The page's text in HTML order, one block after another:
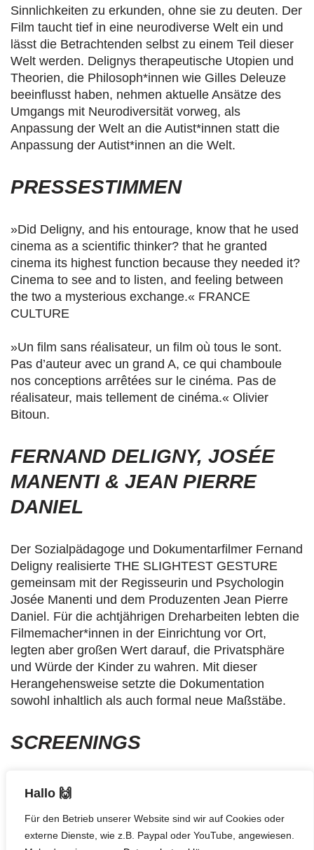
Hallo 🙌
Für den Betrieb unserer Website sind wir auf Cookies oder
externe Dienste, wie z.B. Paypal oder YouTube, angewiesen.
Sinnlichkeiten zu erkunden, ohne sie zu deuten. Der
Film taucht tief in eine neurodiverse Welt ein und
lässt die Betrachtenden selbst zu einem Teil dieser
Welt werden. Delignys therapeutische Utopien und
Theorien, die Philosoph*innen wie Gilles Deleuze
beeinflusst haben, nehmen aktuelle Ansätze des
Umgangs mit Neurodiversität vorweg, als
Anpassung der Welt an die Autist*innen statt die
Anpassung der Autist*innen an die Welt.
PRESSESTIMMEN
»Did Deligny, and his entourage, know that he used
cinema as a scientific thinker? that he granted
cinema its highest function because they needed it?
Cinema to see and to listen, and feeling between
the two a mysterious exchange.« FRANCE
CULTURE
»Un film sans réalisateur, un film où tous le sont.
Pas d’auteur avec un grand A, ce qui chamboule
nos conceptions arrêtées sur le cinéma. Pas de
réalisateur, mais tellement de cinéma.« Olivier
Bitoun.
FERNAND DELIGNY, JOSÉE
MANENTI & JEAN PIERRE
DANIEL
Der Sozialpädagoge und Dokumentarfilmer Fernand
Deligny realisierte THE SLIGHTEST GESTURE
gemeinsam mit der Regisseurin und Psychologin
Josée Manenti und dem Produzenten Jean Pierre
Daniel. Für die achtjährigen Dreharbeiten lebten die
Filmemacher*innen in der Einrichtung vor Ort,
legten aber großen Wert darauf, die Privatsphäre
und Würde der Kinder zu wahren. Mit dieser
Herangehensweise setzte die Dokumentation
sowohl inhaltlich als auch formal neue Maßstäbe.
SCREENINGS
Sa., 09.11.